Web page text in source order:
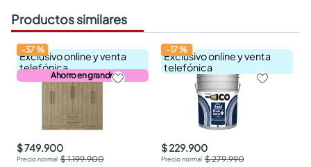
Productos similares
Exclusivo online y venta
telefónica
Ahorro en grande
-37%
$ 749.900
$ 1.199.900
Exclusivo online y venta
telefónica
-17%
$ 229.900
$ 279.990